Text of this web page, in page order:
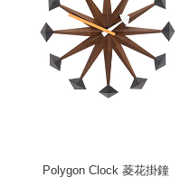
Polygon Clock 菱花掛鐘